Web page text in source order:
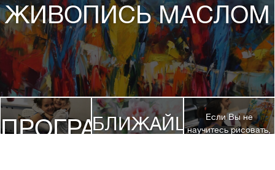
ЖИВОПИСЬ МАСЛОМ
ПРОГРАММЫ
БЛИЖАЙШИЕЕсли Вы не
научитесь рисовать,